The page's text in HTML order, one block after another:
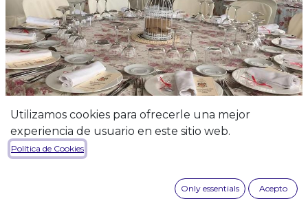
Utilizamos cookies para ofrecerle una mejor
experiencia de usuario en este sitio web.
Política de Cookies
Only essentials Acepto